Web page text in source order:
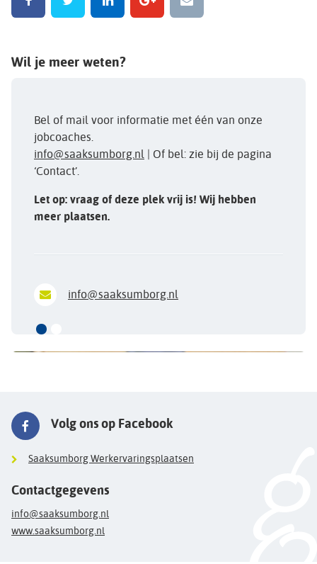
Wil je meer weten?
Bel of mail voor informatie met één van onze
jobcoaches.
info@saaksumborg.nl | Of bel: zie bij de pagina
‘Contact’.
Let op: vraag of deze plek vrij is! Wij hebben
meer plaatsen.
info@saaksumborg.nl
Volg ons op Facebook
Saaksumborg Werkervaringsplaatsen
Contactgegevens
info@saaksumborg.nl
www.saaksumborg.nl